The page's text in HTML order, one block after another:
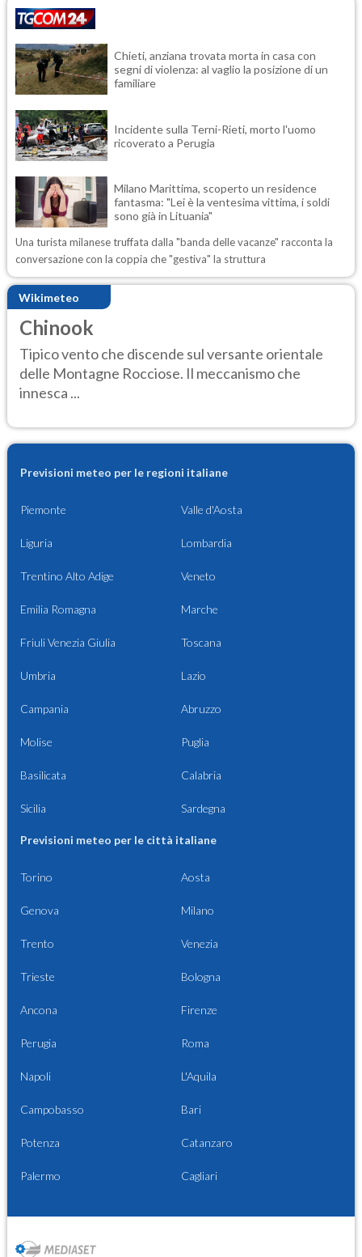
Chieti, anziana trovata morta in casa con
segni di violenza: al vaglio la posizione di un
familiare
Incidente sulla Terni-Rieti, morto l'uomo
ricoverato a Perugia
Milano Marittima, scoperto un residence
fantasma: "Lei è la ventesima vittima, i soldi
sono già in Lituania"
Una turista milanese truffata dalla "banda delle vacanze" racconta la
conversazione con la coppia che "gestiva" la struttura
Wikimeteo
Chinook
Tipico vento che discende sul versante orientale
delle Montagne Rocciose. Il meccanismo che
innesca ...
Previsioni meteo per le regioni italiane
Piemonte Valle d'Aosta
Liguria Lombardia
Trentino Alto Adige Veneto
Emilia Romagna Marche
Friuli Venezia Giulia Toscana
Umbria Lazio
Campania Abruzzo
Molise Puglia
Basilicata Calabria
Sicilia Sardegna
Previsioni meteo per le città italiane
Torino Aosta
Genova Milano
Trento Venezia
Trieste Bologna
Ancona Firenze
Perugia Roma
Napoli L'Aquila
Campobasso Bari
Potenza Catanzaro
Palermo Cagliari